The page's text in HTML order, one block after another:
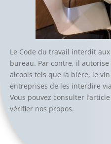
Le Code du travail interdit
bureau. Par contre, il
alcools tels que la bière, le
entreprises de les interdire
Vous pouvez consulter
vérifier nos propos.